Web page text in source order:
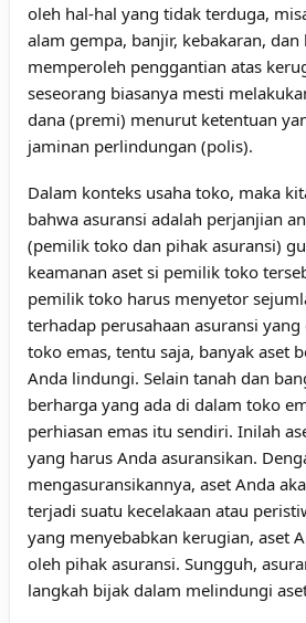
oleh hal-hal yang tidak terduga,
alam gempa, banjir, kebakaran,
memperoleh penggantian atas
seseorang biasanya mesti
dana (premi) menurut ketentuan
jaminan perlindungan (polis).
Dalam konteks usaha toko, maka
bahwa asuransi adalah perjanjian
(pemilik toko dan pihak asuransi)
keamanan aset si pemilik toko
pemilik toko harus menyetor
terhadap perusahaan asuransi
toko emas, tentu saja, banyak aset
Anda lindungi. Selain tanah dan
berharga yang ada di dalam toko
perhiasan emas itu sendiri. Inilah
yang harus Anda asuransikan.
mengasuransikannya, aset Anda
terjadi suatu kecelakaan atau
yang menyebabkan kerugian, aset
oleh pihak asuransi. Sungguh,
langkah bijak dalam melindungi